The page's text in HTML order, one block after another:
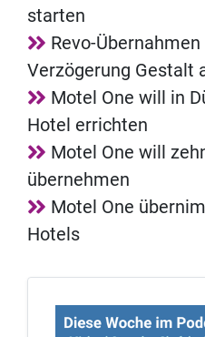
starten
Revo-
Verzögerung Gestalt
Motel One will in
Hotel errichten
Motel One will
übernehmen
Motel One
Hotels